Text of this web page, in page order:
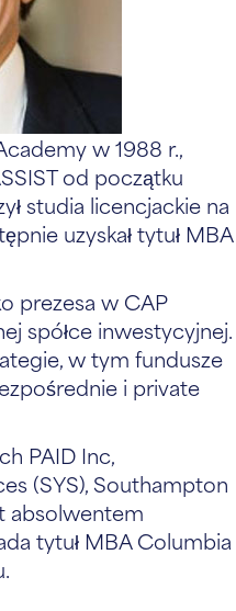
w 1988 r.,
od początku
studia licencjackie na
uzyskał tytuł MBA
prezesa w CAP
spółce inwestycyjnej.
w tym fundusze
i private
PAID Inc,
(SYS), Southampton
absolwentem
tytuł MBA Columbia